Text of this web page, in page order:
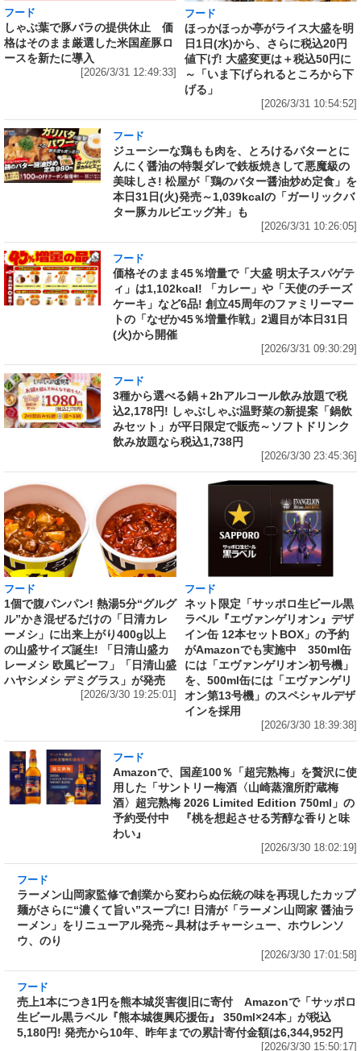
フード
しゃぶ葉で豚バラの提供休止 価
格はそのまま厳選した米国産豚ロ
ースを新たに導入
[2026/3/31 12:49:33]
フード
ほっかほっか亭がライス大盛を明
日1日(水)から、さらに税込20円
値下げ! 大盛変更は＋税込50円に
～「いま下げられるところから下
げる」
[2026/3/31 10:54:52]
フード
ジューシーな鶏もも肉を、とろけるバターとに
んにく醤油の特製ダレで鉄板焼きして悪魔級の
美味しさ! 松屋が「鶏のバター醤油炒め定食」を
本日31日(火)発売～1,039kcalの「ガーリックバ
ター豚カルビエッグ丼」も
[2026/3/31 10:26:05]
フード
価格そのまま45％増量で「大盛 明太子スパゲテ
ィ」は1,102kcal! 「カレー」や「天使のチーズ
ケーキ」など6品! 創立45周年のファミリーマー
トの「なぜか45％増量作戦」2週目が本日31日
(火)から開催
[2026/3/31 09:30:29]
フード
3種から選べる鍋＋2hアルコール飲み放題で税
込2,178円! しゃぶしゃぶ温野菜の新提案「鍋飲
みセット」が平日限定で販売～ソフトドリンク
飲み放題なら税込1,738円
[2026/3/30 23:45:36]
フード
1個で腹パンパン! 熱湯5分“グルグ
ル”かき混ぜるだけの「日清カレ
ーメシ」に出来上がり400g以上
の山盛サイズ誕生! 「日清山盛カ
レーメシ 欧風ビーフ」「日清山盛
ハヤシメシ デミグラス」が発売
[2026/3/30 19:25:01]
フード
ネット限定「サッポロ生ビール黒
ラベル『エヴァンゲリオン』デザ
イン缶 12本セットBOX」の予約
がAmazonでも実施中 350ml缶
には「エヴァンゲリオン初号機」
を、500ml缶には「エヴァンゲリ
オン第13号機」のスペシャルデザ
インを採用
[2026/3/30 18:39:38]
フード
Amazonで、国産100％「超完熟梅」を贅沢に使
用した「サントリー梅酒〈山崎蒸溜所貯蔵梅
酒〉超完熟梅 2026 Limited Edition 750ml」の
予約受付中 『桃を想起させる芳醇な香りと味
わい』
[2026/3/30 18:02:19]
ラーメン山岡家監修で創業から変わらぬ伝統の
味を再現したカップ麺がさらに“濃くて旨い”ス
ープに! 日清が「ラーメン山岡家 醤油ラーメ
[2026/3/30 17:01:58]
フード
売上1本につき1円を熊本城災害復旧に寄付
Amazonで「サッポロ生ビール黒ラベル『熊本
城復興応援缶』 350ml×24本」が税込5,180円!